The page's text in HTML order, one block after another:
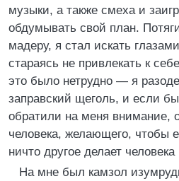
музыки, а также смеха и
обдумывать свой план.
мадеру, я стал искать
стараясь не привлекать к
это было нетрудно — я
заправский щеголь, и если
обратили на меня внимание,
человека, желающего, чтобы
ничто другое делает
На мне был камзол